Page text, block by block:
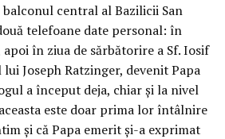
central al Bazilicii San
telefoane date personal: în
în ziua de sărbătorire a Sf. Iosif
Joseph Ratzinger, devenit Papa
a început deja, chiar şi la nivel
este doar prima lor întâlnire
şi că Papa emerit şi-a exprimat